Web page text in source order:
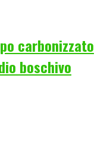
carbonizzato
boschivo